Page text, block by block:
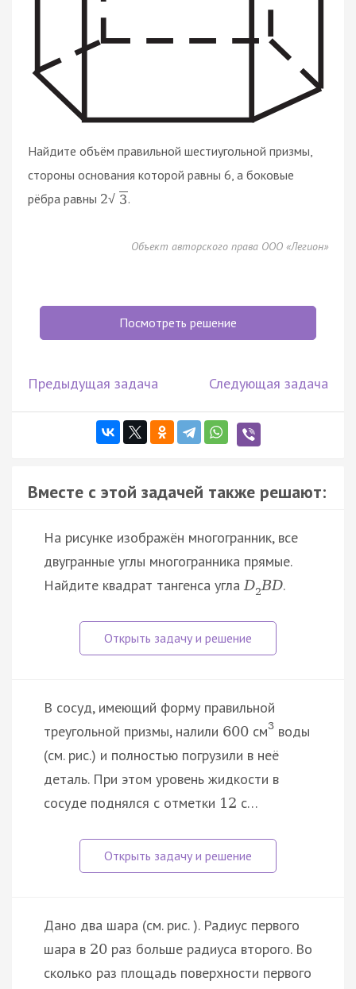
Найдите объём правильной шестиугольной призмы,
стороны основания которой равны 6, а боковые
рёбра равны 2√ 3.
Объект авторского права ООО «Легион»
Посмотреть решение
Предыдущая задача Следующая задача
Вместе с этой задачей также решают:
На рисунке изображён многогранник, все
двугранные углы многогранника прямые.
Найдите квадрат тангенса углаD2BD.
В сосуд, имеющий форму правильной
треугольной призмы, налили 600 см3 воды
(см. рис.) и полностью погрузили в неё
деталь. При этом уровень жидкости в
сосуде поднялся с отметки 12 с…
Дано два шара (см. рис. ). Радиус первого
шара в 20 раз больше радиуса второго. Во
сколько раз площадь поверхности первого